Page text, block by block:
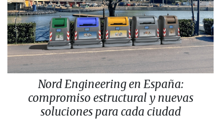
Nord Engineering en España:
compromiso estructural y nuevas
soluciones para cada ciudad